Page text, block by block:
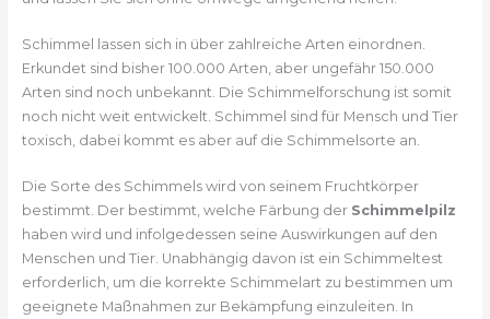
Schimmel lassen sich in über zahlreiche Arten einordnen.
Erkundet sind bisher 100.000 Arten, aber ungefähr 150.000
Arten sind noch unbekannt. Die Schimmelforschung ist somit
noch nicht weit entwickelt. Schimmel sind für Mensch und Tier
toxisch, dabei kommt es aber auf die Schimmelsorte an.
Die Sorte des Schimmels wird von seinem Fruchtkörper
bestimmt. Der bestimmt, welche Färbung der Schimmelpilz
haben wird und infolgedessen seine Auswirkungen auf den
Menschen und Tier. Unabhängig davon ist ein Schimmeltest
erforderlich, um die korrekte Schimmelart zu bestimmen um
geeignete Maßnahmen zur Bekämpfung einzuleiten. In